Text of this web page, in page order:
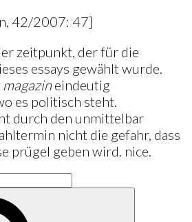
42/2007: 47]
zeitpunkt, der für die
essays gewählt wurde.
magazineindeutig
es politisch steht.
durch den unmittelbar
nicht die gefahr, dass
prügel geben wird. nice.